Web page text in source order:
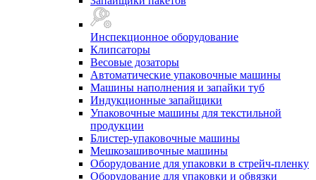
Инспекционное оборудование
Клипсаторы
Весовые дозаторы
Автоматические упаковочные машины
Машины наполнения и запайки туб
Индукционные запайщики
Упаковочные машины для текстильной
продукции
Блистер-упаковочные машины
Мешкозашивочные машины
Оборудование для упаковки в стрейч-пленку
Оборудование для упаковки и обвязки